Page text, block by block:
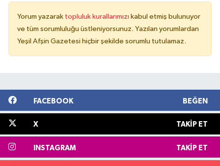
Yorum yazarak topluluk kurallarımızı kabul etmiş bulunuyor
ve tüm sorumluluğu üstleniyorsunuz. Yazılan yorumlardan
Yeşil Afşin Gazetesi hiçbir şekilde sorumlu tutulamaz.
FACEBOOK BEĞEN
X TAKIP ET
INSTAGRAM TAKIP ET